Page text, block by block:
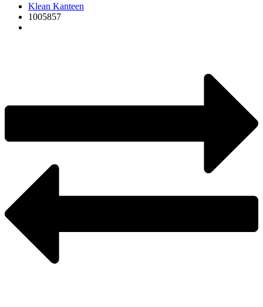
Klean Kanteen
1005857